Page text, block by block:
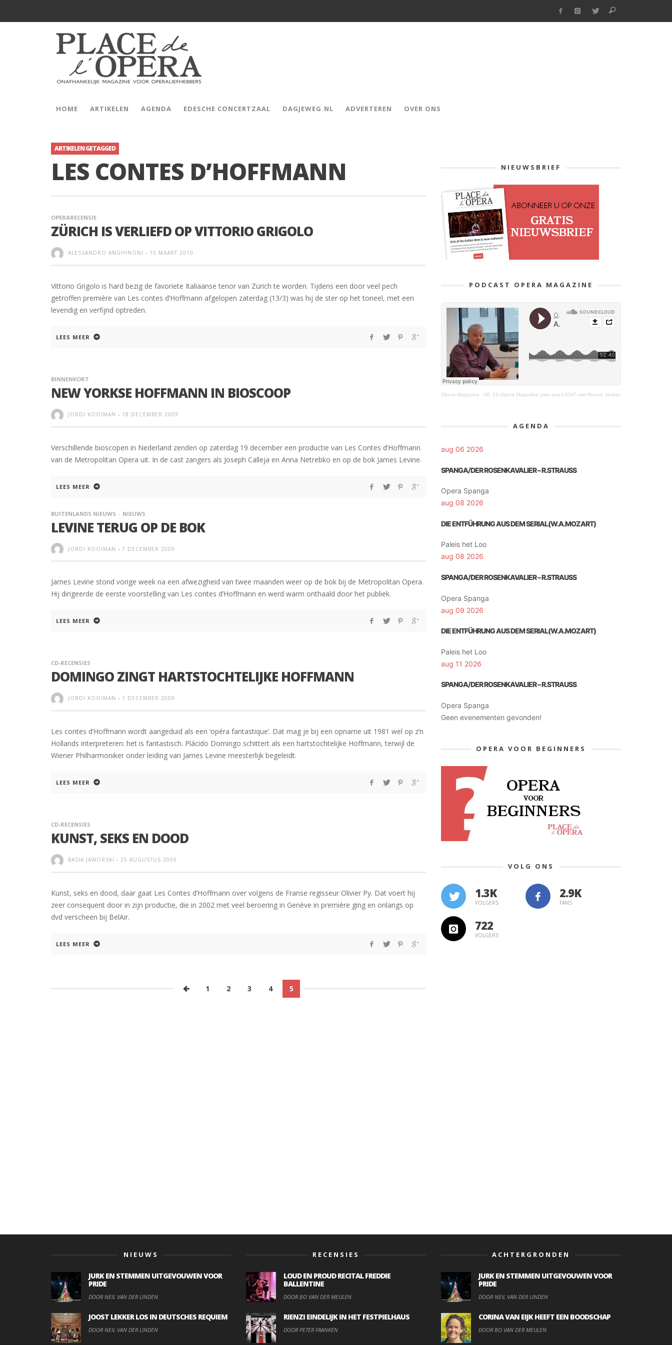
HOME ARTIKELEN AGENDA EDESCHE CONCERTZAAL DAGJEWEG.NL ADVERTEREN OVER ONS
ARTIKELEN GETAGGED
LES CONTES D’HOFFMANN
OPERARECENSIE
ZÜRICH IS VERLIEFD OP VITTORIO GRIGOLO
ALESSANDRO ANGHINONI - 15 MAART 2010
Vittorio Grigolo is hard bezig de favoriete Italiaanse tenor van Zürich te worden. Tijdens een door veel pech
getroffen première van Les contes d’Hoffmann afgelopen zaterdag (13/3) was hij de ster op het toneel, met een
levendig en verfijnd optreden.
LEES MEER
BINNENKORT
NEW YORKSE HOFFMANN IN BIOSCOOP
JORDI KOOIMAN - 18 DECEMBER 2009
Verschillende bioscopen in Nederland zenden op zaterdag 19 december een productie van Les Contes d’Hoffmann
van de Metropolitan Opera uit. In de cast zangers als Joseph Calleja en Anna Netrebko en op de bok James Levine.
LEES MEER
BUITENLANDS NIEUWS NIEUWS
LEVINE TERUG OP DE BOK
JORDI KOOIMAN - 7 DECEMBER 2009
James Levine stond vorige week na een afwezigheid van twee maanden weer op de bok bij de Metropolitan Opera.
Hij dirigeerde de eerste voorstelling van Les contes d’Hoffmann en werd warm onthaald door het publiek.
LEES MEER
CD-RECENSIES
DOMINGO ZINGT HARTSTOCHTELIJKE HOFFMANN
JORDI KOOIMAN - 1 DECEMBER 2009
Les contes d’Hoffmann wordt aangeduid als een ‘opéra fantastique’. Dat mag je bij een opname uit 1981 wel op z’n
Hollands interpreteren: het is fantastisch. Plácido Domingo schittert als een hartstochtelijke Hoffmann, terwijl de
Wiener Philharmoniker onder leiding van James Levine meesterlijk begeleidt.
LEES MEER
CD-RECENSIES
KUNST, SEKS EN DOOD
BASIA JAWORSKI - 25 AUGUSTUS 2009
Kunst, seks en dood, daar gaat Les Contes d’Hoffmann over volgens de Franse regisseur Olivier Py. Dat voert hij
zeer consequent door in zijn productie, die in 2002 met veel beroering in Genève in première ging en onlangs op
dvd verscheen bij BelAir.
LEES MEER
1 2 3 4 5
NIEUWSBRIEF
PODCAST OPERA MAGAZINE
Opera Magazine · Afl. 23 Opera Magazine over aus LICHT met Renee Jonker
AGENDA
aug 06 2026
SPANGA/DER ROSENKAVALIER – R.STRAUSS
Opera Spanga
aug 08 2026
DIE ENTFÜHRUNG AUS DEM SERIAL(W.A.MOZART)
Paleis het Loo
aug 08 2026
SPANGA/DER ROSENKAVALIER – R.STRAUSS
Opera Spanga
aug 09 2026
DIE ENTFÜHRUNG AUS DEM SERIAL(W.A.MOZART)
Paleis het Loo
aug 11 2026
SPANGA/DER ROSENKAVALIER – R.STRAUSS
Opera Spanga
Geen evenementen gevonden!
OPERA VOOR BEGINNERS
VOLG ONS
1.3K
VOLGERS FANS
722
VOLGERS
NIEUWS
JURK EN STEMMEN UITGEVOUWEN VOOR
PRIDE
DOOR NEIL VAN DER LINDEN
JOOST LEKKER LOS IN DEUTSCHES REQUIEM
DOOR NEIL VAN DER LINDEN
RECENSIES
LOUD EN PROUD RECITAL FREDDIE
BALLENTINE
DOOR BO VAN DER MEULEN
RIENZI EINDELIJK IN HET FESTPIELHAUS
DOOR PETER FRANKEN
ACHTERGRONDEN
JURK EN STEMMEN UITGEVOUWEN VOOR
PRIDE
DOOR NEIL VAN DER LINDEN
CORINA VAN EIJK HEEFT EEN BOODSCHAP
DOOR BO VAN DER MEULEN